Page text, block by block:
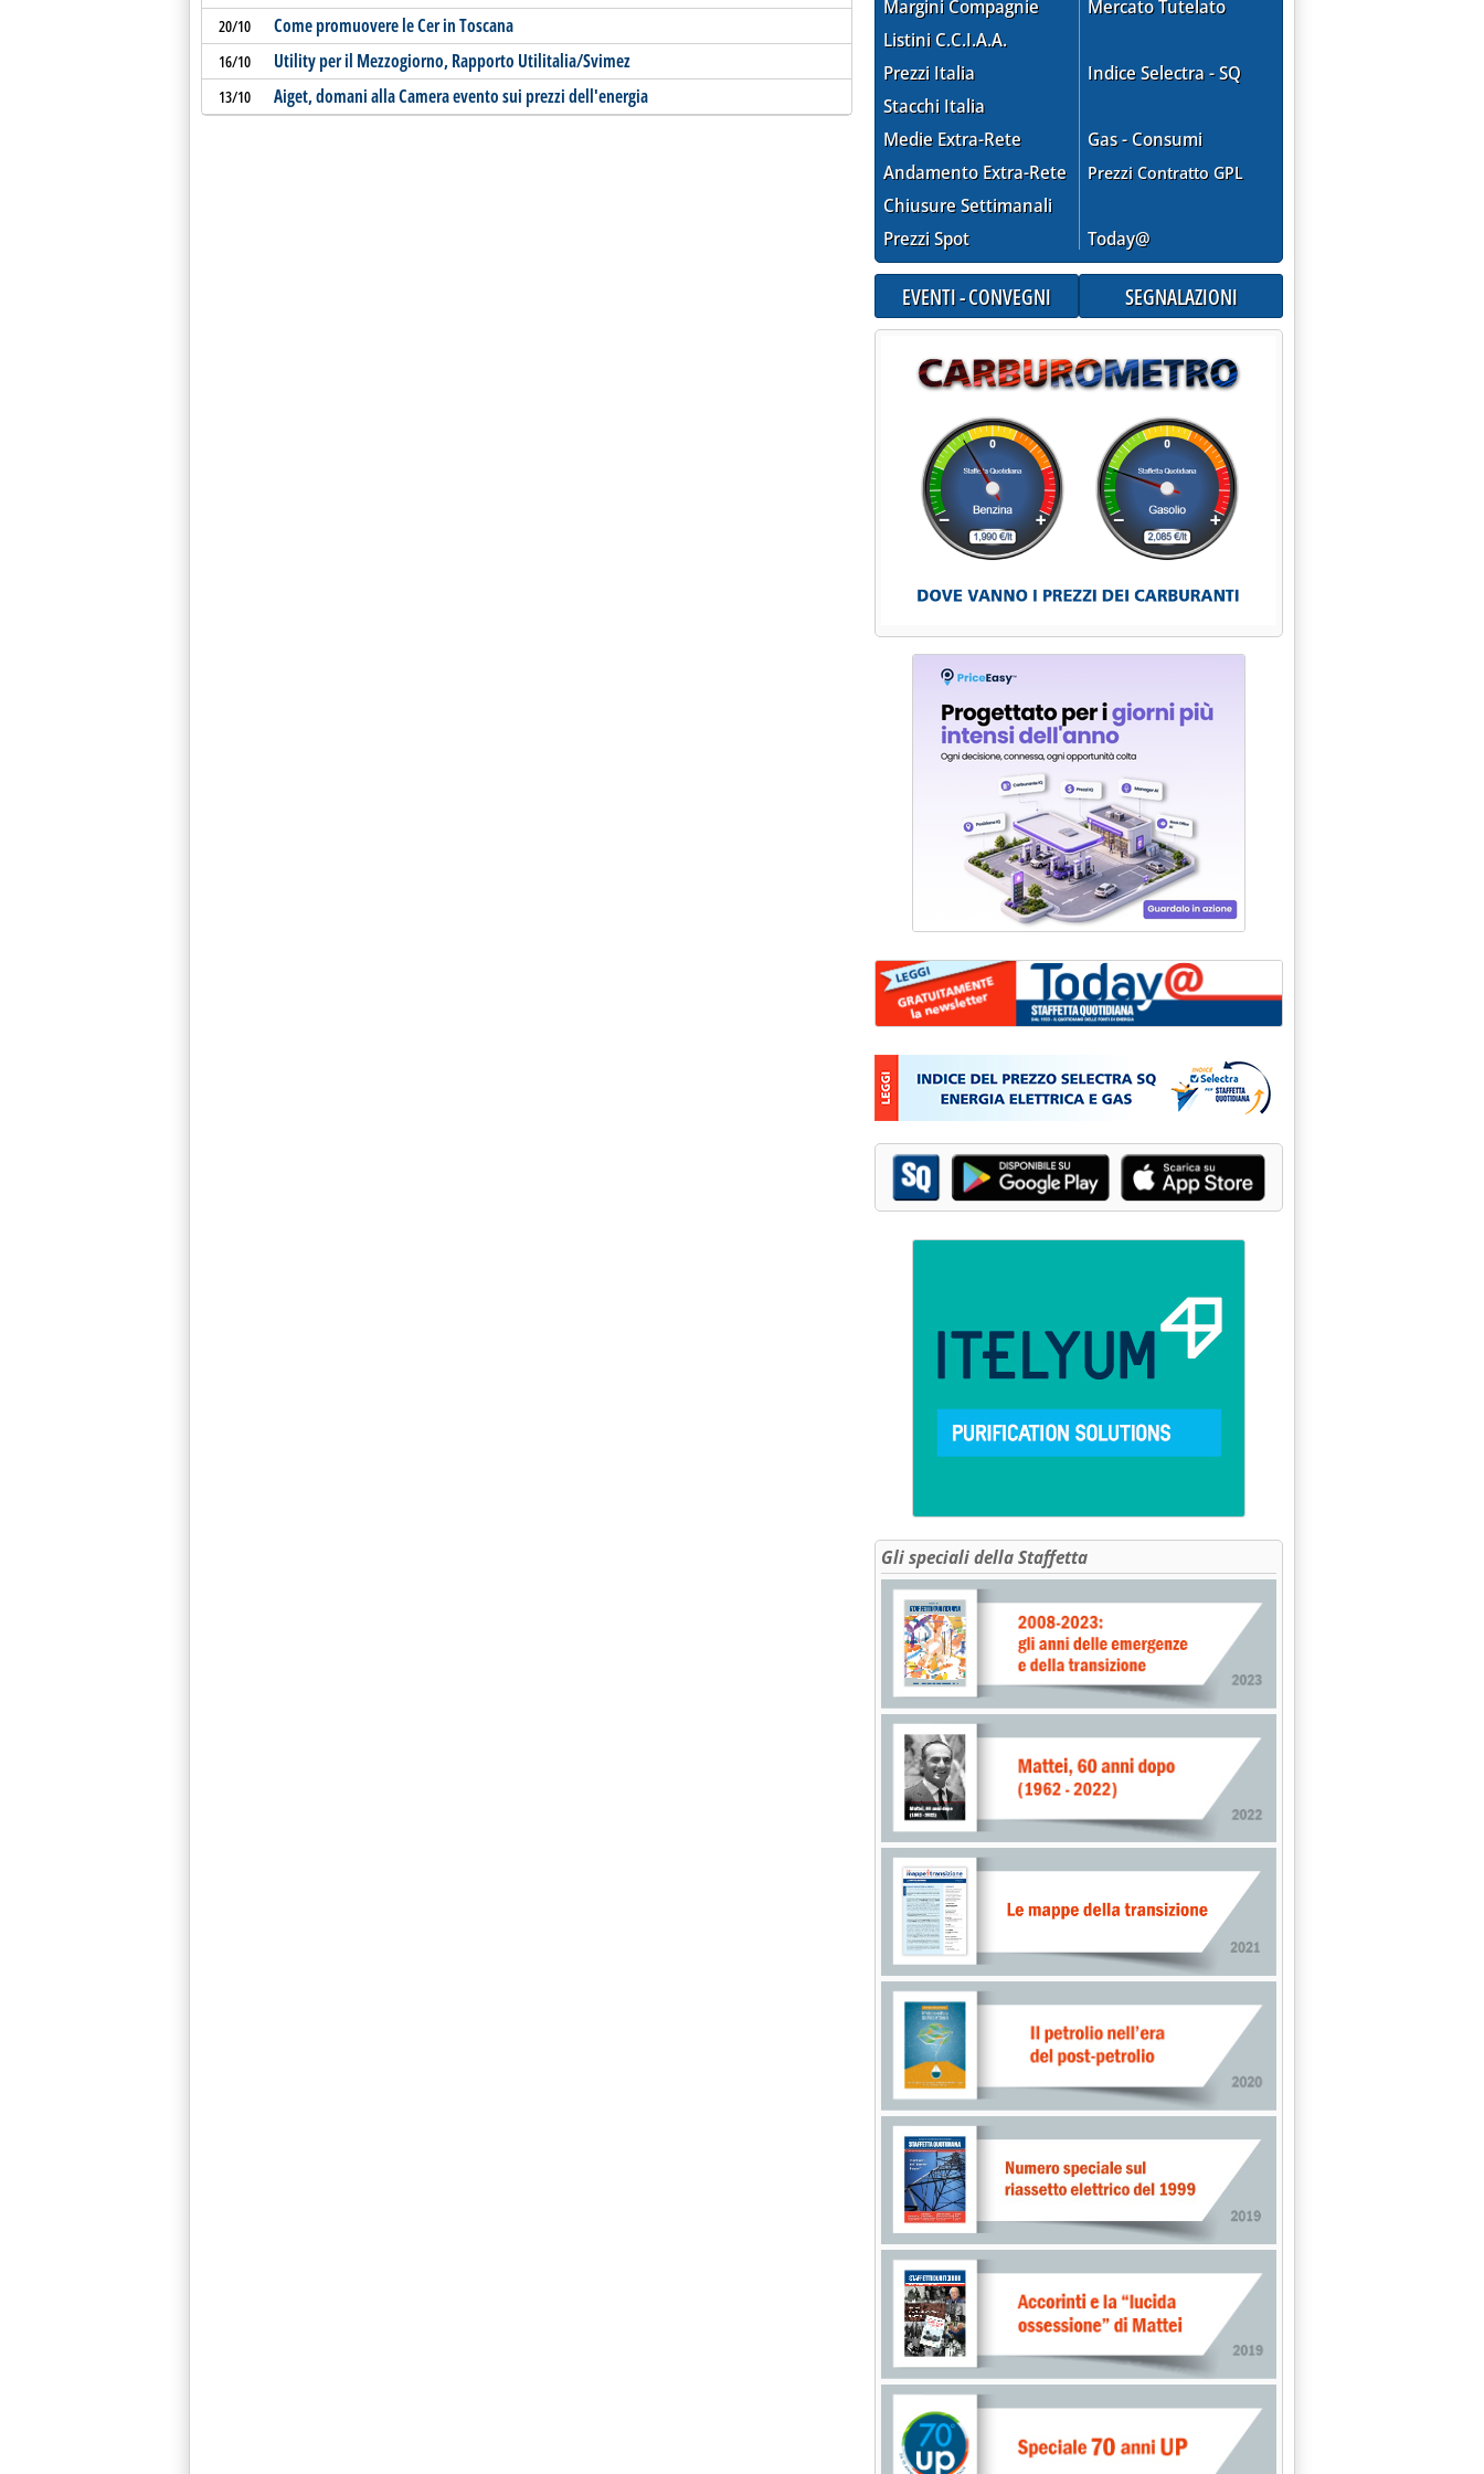
20/10 Come promuovere le Cer in Toscana
16/10 Utility per il Mezzogiorno, Rapporto Utilitalia/Svimez
13/10 Aiget, domani alla Camera evento sui prezzi dell'energia
Margini Compagnie
Listini C.C.I.A.A.
Prezzi Italia
Stacchi Italia
Medie Extra-Rete
Andamento Extra-Rete
Chiusure Settimanali
Prezzi Spot
Mercato Tutelato
Indice Selectra - SQ
Gas - Consumi
Prezzi Contratto GPL
Today@
EVENTI - CONVEGNI SEGNALAZIONI
Gli speciali della Staffetta